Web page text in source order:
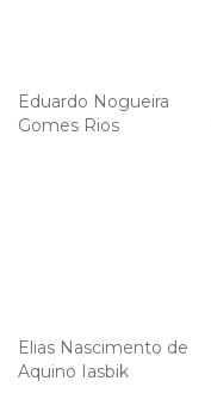
Eduardo Nogueira
Gomes Rios
Elias Nascimento de
Aquino Iasbik